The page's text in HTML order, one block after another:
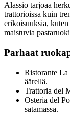
Alassio tarjoaa
trattorioissa kuin
erikoisuuksia,
maistuvia
Parhaat
Ristorante La
äärellä.
Trattoria del
Osteria del
satamassa.